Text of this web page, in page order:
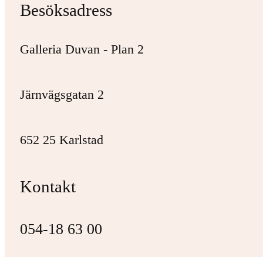
Besöksadress
Galleria Duvan - Plan 2
Järnvägsgatan 2
652 25 Karlstad
Kontakt
054-18 63 00